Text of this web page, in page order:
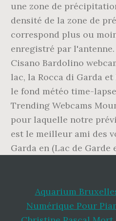
une zone de
densité de la zone de
correspond plus ou
enregistré par
Cisano Bardolino
lac, la Rocca di Garda
le fond météo time-
Trending Webcams
pour laquelle notre
est le meilleur ami des
Garda en (Lac de Garde
Aquarium
Numérique Pour